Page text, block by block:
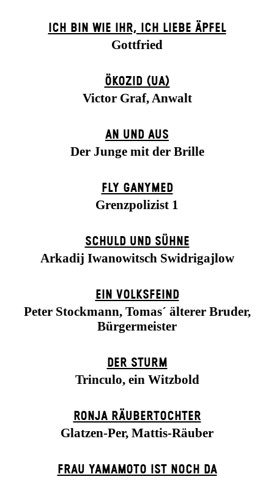
ICH BIN WIE IHR, ICH LIEBE ÄPFEL
Gottfried
ÖKOZID (UA)
Victor Graf, Anwalt
AN UND AUS
Der Junge mit der Brille
FLY GANYMED
Grenzpolizist 1
SCHULD UND SÜHNE
Arkadij Iwanowitsch Swidrigajlow
EIN VOLKS­FEIND
Peter Stockmann, Tomas´ älterer Bruder,
Bürgermeister
DER STURM
Trinculo, ein Witzbold
RONJA RÄUBER­TOCHTER
Glatzen-Per, Mattis-Räuber
FRAU YAMAMOTO IST NOCH DA